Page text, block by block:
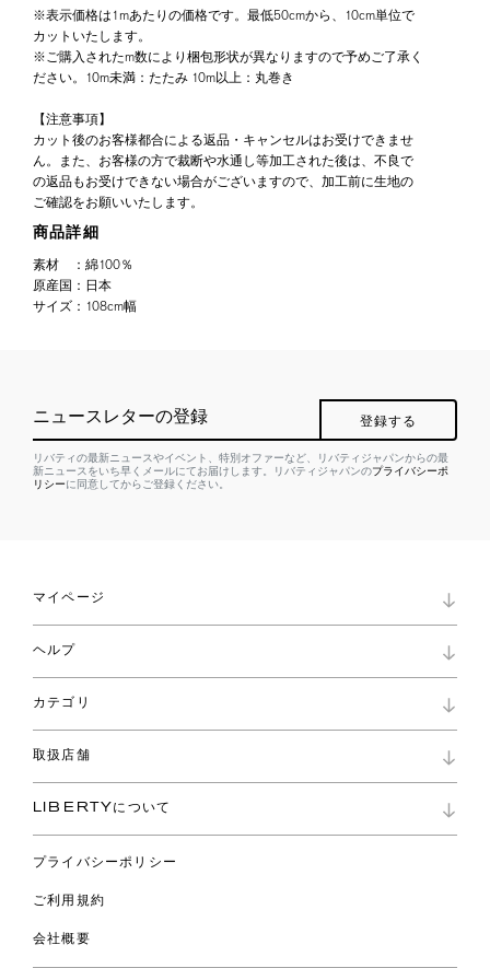
※表示価格は1mあたりの価格です。最低50cmから、10cm単位で
カットいたします。
※ご購入されたm数により梱包形状が異なりますので予めご了承く
ださい。10m未満：たたみ 10m以上：丸巻き
【注意事項】
カット後のお客様都合による返品・キャンセルはお受けできませ
ん。また、お客様の方で裁断や水通し等加工された後は、不良で
の返品もお受けできない場合がございますので、加工前に生地の
ご確認をお願いいたします。
商品詳細
素材 ： 綿100％
原産国 ： 日本
サイズ ： 108cm幅
ニュースレターの登録 登録する
リバティの最新ニュースやイベント、特別オファーなど、リバティジャパンからの最
新ニュースをいち早くメールにてお届けします。リバティジャパンのプライバシーポ
リシーに同意してからご登録ください。
マイページ
ロイヤリティプログラム
パスワード再設定
ショッピングバッグ
ヘルプ
お問い合わせ
よくあるご質問
ご利用ガイド
カテゴリ
コレクション
ファブリックス
バッグ
ウェア
ライフスタイル
スペシャル
取扱店舗
リバティ・ファブリックス
LIBERTYについて
プライバシーポリシー
ご利用規約
会社概要